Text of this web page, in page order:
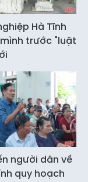
Hà Tĩnh
trước "luật
người dân về
quy hoạch